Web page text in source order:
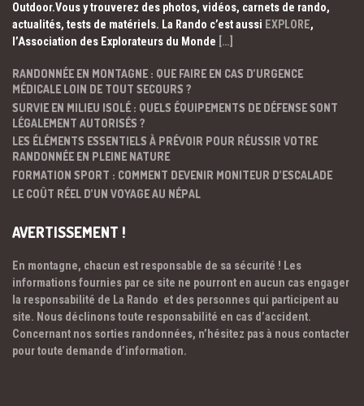
Outdoor.Vous y trouverez des photos, vidéos, carnets de rando,
actualités, tests de matériels. La Rando c’est aussi EXPLORE,
l’Association des Explorateurs du Monde […]
RANDONNÉE EN MONTAGNE : QUE FAIRE EN CAS D’URGENCE
MÉDICALE LOIN DE TOUT SECOURS ?
SURVIE EN MILIEU ISOLÉ : QUELS ÉQUIPEMENTS DE DÉFENSE SONT
LÉGALEMENT AUTORISÉS ?
LES ÉLÉMENTS ESSENTIELS À PRÉVOIR POUR RÉUSSIR VOTRE
RANDONNÉE EN PLEINE NATURE
FORMATION SPORT : COMMENT DEVENIR MONITEUR D’ESCALADE
LE COÛT RÉEL D’UN VOYAGE AU NÉPAL
AVERTISSEMENT !
En montagne, chacun est responsable de sa sécurité ! Les
informations fournies par ce site ne pourront en aucun cas engager
la responsabilité de La Rando et des personnes qui participent au
site. Nous déclinons toute responsabilité en cas d’accident.
Concernant nos sorties randonnées, n’hésitez pas à nous contacter
pour toute demande d’information.